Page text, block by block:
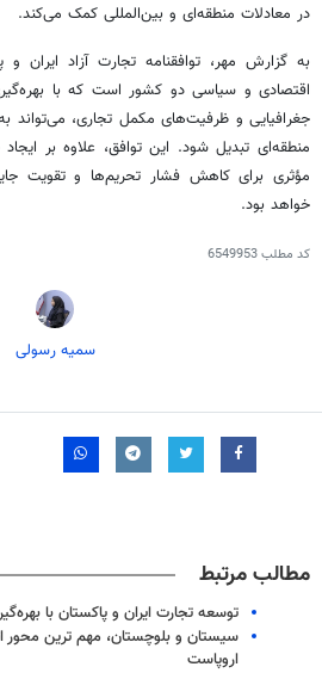
در معادلات منطقه‌ای و بین‌المللی کمک می‌کند.
به گزارش مهر، توافقنامه تجارت آزاد ایران
اقتصادی و سیاسی دو کشور است که با
جغرافیایی و ظرفیت‌های مکمل تجاری، می‌تواند
منطقه‌ای تبدیل شود. این توافق، علاوه بر
مؤثری برای کاهش فشار تحریم‌ها و تقویت
خواهد بود.
کد مطلب6549953
سمیه رسولی
مطالب مرتبط
توسعه تجارت ایران و پاکستان با
سیستان و بلوچستان، مهم ترین محور
اروپاست